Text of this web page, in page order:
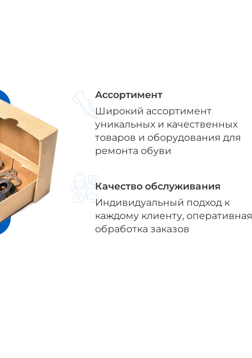
Ассортимент
Широкий ассортимент
уникальных и качественных
товаров и оборудования для
ремонта обуви
Качество обслуживания
Индивидуальный подход к
каждому клиенту, оперативная
обработка заказов